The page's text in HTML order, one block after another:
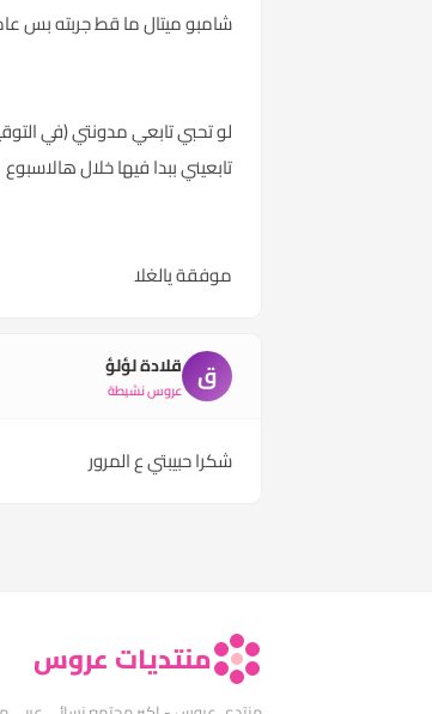
شامبو ميتال ما قط جربته بس
لو تحبي تابعي مدونتي (في
تابعيني ببدا فيها خلال هالاسبوع
موفقة يالغلا
ق قلادة لؤلؤ
عروس نشيطة
شكرا حبيبتي ع المرور
منتديات عروس